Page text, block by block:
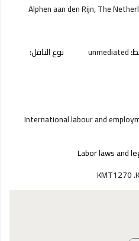
Alphen aan den Rijn, The
unmediated نوع الناقل:
International labour and
Labor laws and
KMT1270